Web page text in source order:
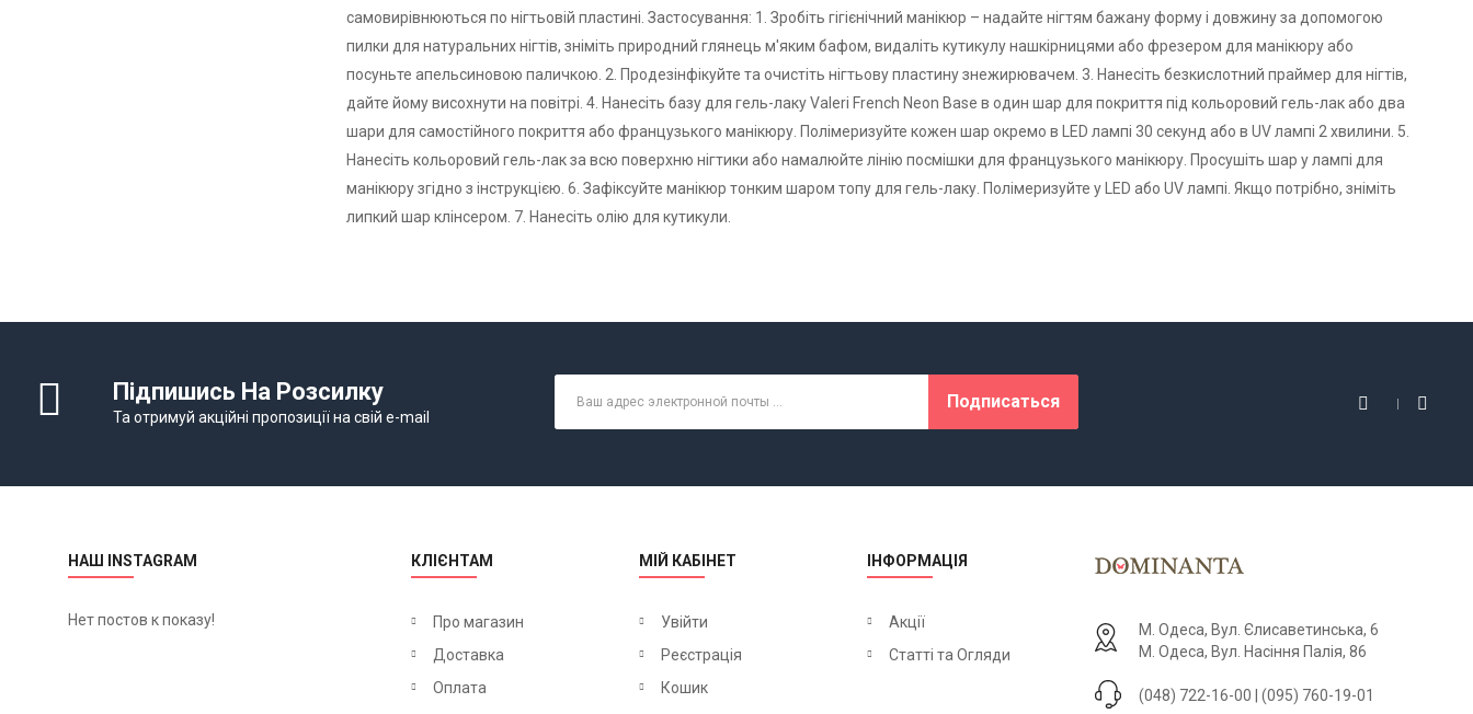
самовирівнюються по нігтьовій пластині. Застосування: 1. Зробіть гігієнічний манікюр – надайте нігтям бажану форму і довжину за допомогою
пилки для натуральних нігтів, зніміть природний глянець м'яким бафом, видаліть кутикулу нашкірницями або фрезером для манікюру або
посуньте апельсиновою паличкою. 2. Продезінфікуйте та очистіть нігтьову пластину знежирювачем. 3. Нанесіть безкислотний праймер для нігтів,
дайте йому висохнути на повітрі. 4. Нанесіть базу для гель-лаку Valeri French Neon Base в один шар для покриття під кольоровий гель-лак або два
шари для самостійного покриття або французького манікюру. Полімеризуйте кожен шар окремо в LED лампі 30 секунд або в UV лампі 2 хвилини. 5.
Нанесіть кольоровий гель-лак за всю поверхню нігтики або намалюйте лінію посмішки для французького манікюру. Просушіть шар у лампі для
манікюру згідно з інструкцією. 6. Зафіксуйте манікюр тонким шаром топу для гель-лаку. Полімеризуйте у LED або UV лампі. Якщо потрібно, зніміть
липкий шар клінсером. 7. Нанесіть олію для кутикули.
Підпишись На Розсилку
Та отримуй акційні пропозиції на свій e-mail
Подписаться
НАШ INSTAGRAM
Нет постов к показу!
КЛІЄНТАМ
Про магазин
Доставка
Оплата
МІЙ КАБІНЕТ
Увійти
Реєстрація
Кошик
ІНФОРМАЦІЯ
Акції
Статті та Огляди
М. Одеса, Вул. Єлисаветинська, 6
М. Одеса, Вул. Насіння Палія, 86
(048) 722-16-00 | (095) 760-19-01